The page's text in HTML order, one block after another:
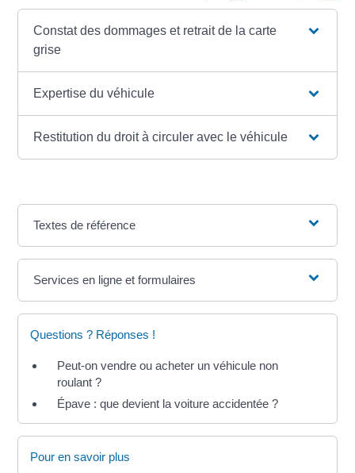
Constat des dommages et retrait de la carte
grise
Expertise du véhicule
Restitution du droit à circuler avec le véhicule
Textes de référence
Services en ligne et formulaires
Questions ? Réponses !
Peut-on vendre ou acheter un véhicule non
roulant ?
Épave : que devient la voiture accidentée ?
Pour en savoir plus